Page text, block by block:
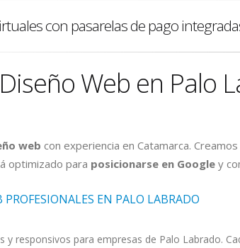
con pasarelas de pago
Web en Palo
web con experiencia en Catamarca.
optimizado para posicionarse en Google y
EN PALO LABRADO
y responsivos para empresas de Palo Labrado.